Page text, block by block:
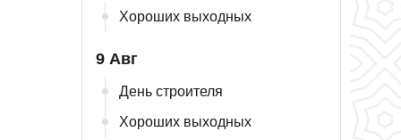
Хороших выходных
9 Авг
День строителя
Хороших выходных